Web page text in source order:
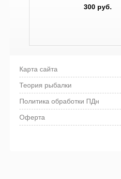
300 руб.
Карта сайта
Теория рыбалки
Политика обработки ПДн
Оферта